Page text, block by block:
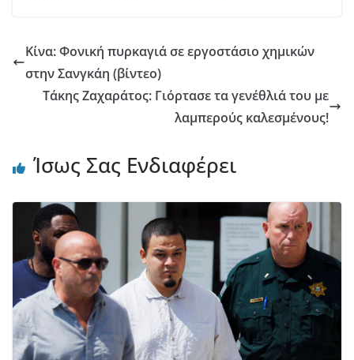
Κίνα: Φονική πυρκαγιά σε εργοστάσιο χημικών
στην Σανγκάη (βίντεο)
Τάκης Ζαχαράτος: Γιόρτασε τα γενέθλιά του με
λαμπερούς καλεσμένους!
Ίσως Σας Ενδιαφέρει